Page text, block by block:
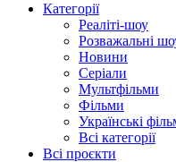
Категорії
Реаліті-шоу
Розважальні
Новини
Серіали
Мультфільми
Фільми
Українські
Всі категорії
Всі проєкти